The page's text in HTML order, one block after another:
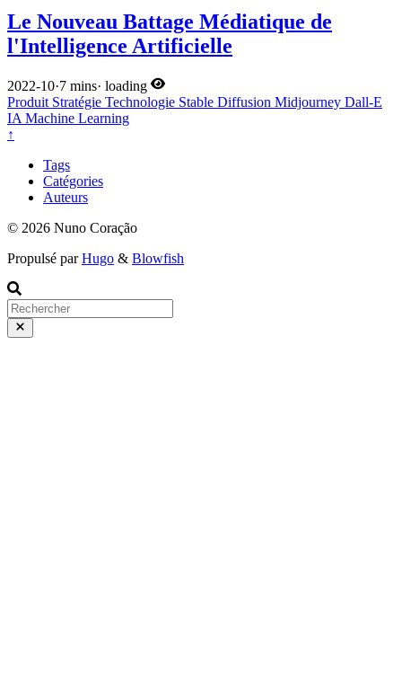
Le Nouveau Battage Médiatique de
l'Intelligence Artificielle
2022-10·7 mins· loading
Produit Stratégie Technologie Stable Diffusion Midjourney Dall-E
IA Machine Learning
↑
Tags
Catégories
Auteurs
© 2026 Nuno Coração
Propulsé parHugo & Blowfish